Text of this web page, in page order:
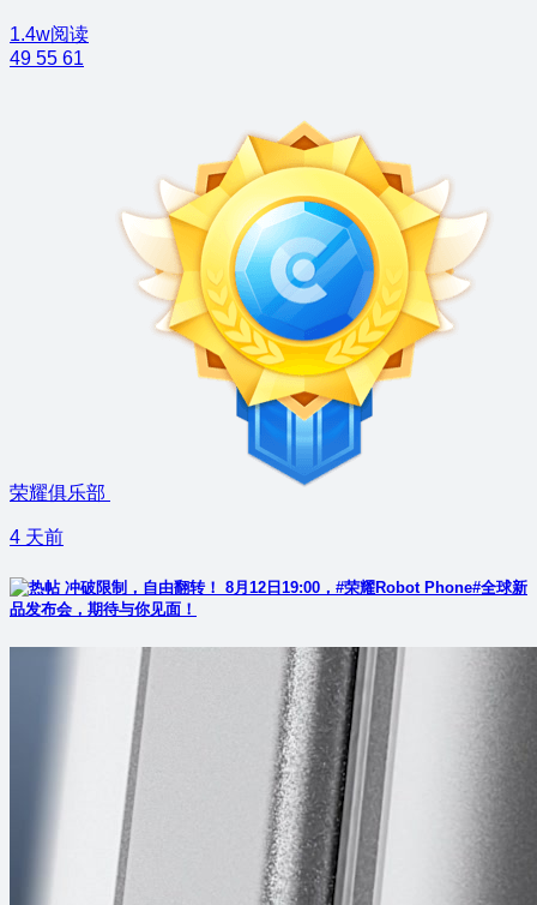
1.4w阅读
49 55 61
荣耀俱乐部
4 天前
冲破限制，自由翻转！ 8月12日19:00，#荣耀Robot Phone#全球新
品发布会，期待与你见面！